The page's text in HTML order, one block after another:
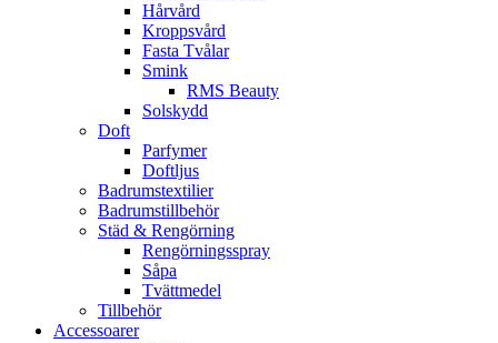
Hårvård
Kroppsvård
Fasta Tvålar
Smink
RMS Beauty
Solskydd
Doft
Parfymer
Doftljus
Badrumstextilier
Badrumstillbehör
Städ & Rengörning
Rengörningsspray
Såpa
Tvättmedel
Tillbehör
Accessoarer